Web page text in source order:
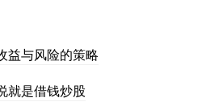
益与风险的策略
就是借钱炒股